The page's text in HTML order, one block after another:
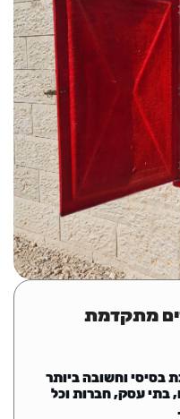
מתקדמת
בסיסי וחשובה ביותר
בתי עסק, חברות וכל